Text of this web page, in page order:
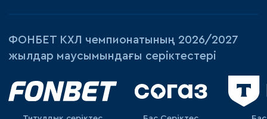
ФОНБЕТ КХЛ чемпионатының 2026/2027
жылдар маусымындағы серіктестері